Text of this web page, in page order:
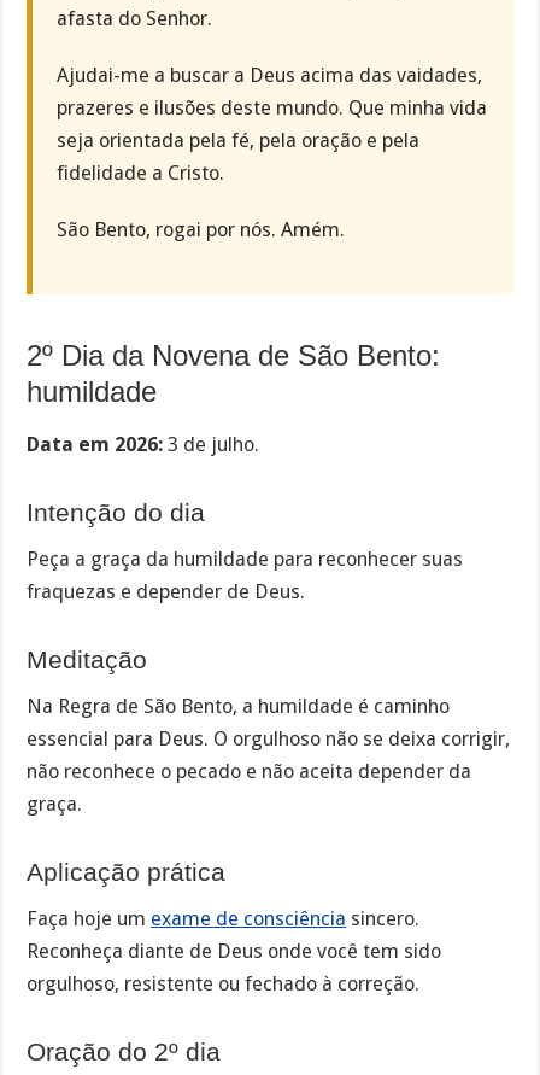
afasta do Senhor.
Ajudai-me a buscar a Deus acima das vaidades,
prazeres e ilusões deste mundo. Que minha vida
seja orientada pela fé, pela oração e pela
fidelidade a Cristo.
São Bento, rogai por nós. Amém.
2º Dia da Novena de São Bento:
humildade
Data em 2026: 3 de julho.
Intenção do dia
Peça a graça da humildade para reconhecer suas
fraquezas e depender de Deus.
Meditação
Na Regra de São Bento, a humildade é caminho
essencial para Deus. O orgulhoso não se deixa corrigir,
não reconhece o pecado e não aceita depender da
graça.
Aplicação prática
Faça hoje um exame de consciência sincero.
Reconheça diante de Deus onde você tem sido
orgulhoso, resistente ou fechado à correção.
Oração do 2º dia